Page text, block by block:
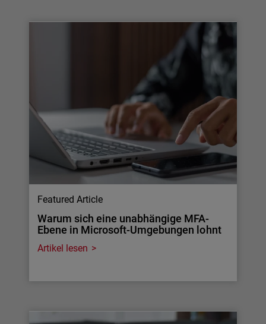
Featured Article
Warum sich eine unabhängige MFA-
Ebene in Microsoft-Umgebungen lohnt
Artikel lesen